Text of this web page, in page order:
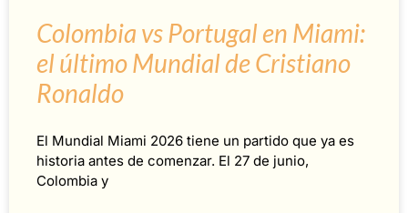
Colombia vs Portugal en Miami:
el último Mundial de Cristiano
Ronaldo
El Mundial Miami 2026 tiene un partido que ya es
historia antes de comenzar. El 27 de junio,
Colombia y